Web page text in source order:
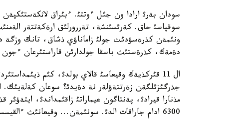
سودان بةرئ ارادا ون جئل ءوتتئ. ءبئراق
سوقپاسئ حاق. كةرئسئنشة، تةررورلئق ارةكةتتةر
ونئمةن كذرةسؤدئث جولئ زاماناؤي ذشاق، تانك وزگة
دةمةك، كذرةستئث باسقا جولدارئن قاراستئرعان ءجون
ال 11 قئركذيةك وقيعاسئ قالاي بولدئ، كئم
6300 ادام جاراقات الدئ. سونئمةن... وقيعانئث ءالقيسساسئ بئلاي بولئپ ةدئ...